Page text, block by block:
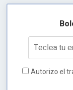
Autorizo el